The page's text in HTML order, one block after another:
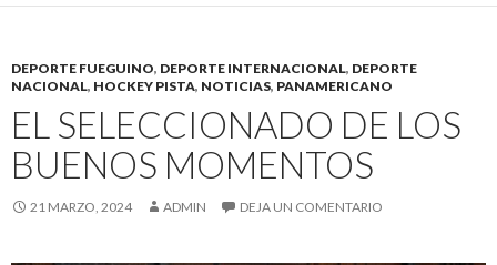
DEPORTE FUEGUINO, DEPORTE INTERNACIONAL, DEPORTE
NACIONAL, HOCKEY PISTA, NOTICIAS, PANAMERICANO
EL SELECCIONADO DE LOS
BUENOS MOMENTOS
21 MARZO, 2024 ADMIN DEJA UN COMENTARIO